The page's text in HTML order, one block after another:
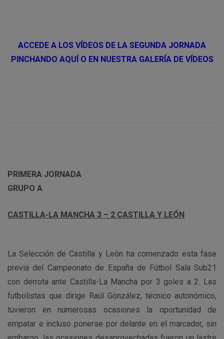
ACCEDE A LOS VÍDEOS DE LA SEGUNDA JORNADA
PINCHANDO AQUÍ O EN NUESTRA GALERÍA DE VÍDEOS
PRIMERA JORNADA
GRUPO A
CASTILLA-LA MANCHA 3 – 2 CASTILLA Y LEÓN
La Selección de Castilla y León ha comenzado esta fase
previa del Campeonato de España de Fútbol Sala Sub21
con derrota ante Castilla-La Mancha por 3 goles a 2. Las
futbolistas que dirige Raúl González, técnico autonómico,
tuvieron en numerosas ocasiones la oportunidad de
empatar e incluso ponerse por delante en el marcador, sin